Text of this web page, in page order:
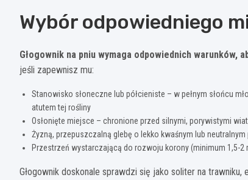
Wybór odpowiedniego
Głogownik na pniu wymaga odpowiednich warunków,
jeśli zapewnisz mu:
Stanowisko słoneczne lub półcieniste – w pełnym słońcu
atutem tej rośliny
Osłonięte miejsce – chronione przed silnymi, porywistymi
Żyzną, przepuszczalną glebę o lekko kwaśnym lub neutralnym
Przestrzeń wystarczającą do rozwoju korony (minimum 1,5-2
Głogownik doskonale sprawdzi się jako soliter na